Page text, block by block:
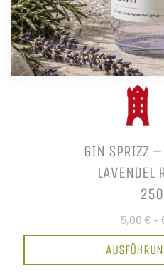
GIN SPRIZZ
LAVENDEL
5,00 € –